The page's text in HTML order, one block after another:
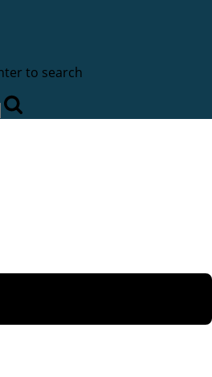
to search